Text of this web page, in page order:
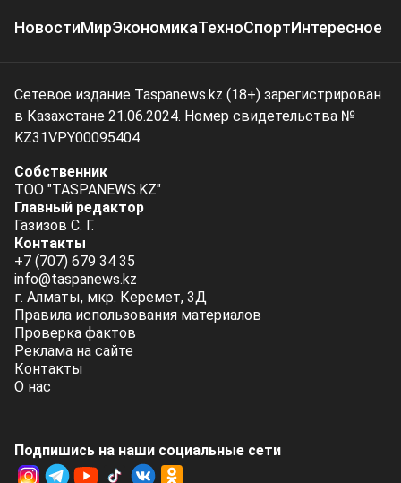
НовостиМирЭкономикаТехноСпортИнтересное
Сетевое издание Taspanews.kz (18+) зарегистрирован
в Казахстане 21.06.2024. Номер свидетельства №
KZ31VPY00095404.
Собственник
ТОО "TASPANEWS.KZ"
Главный редактор
Газизов С. Г.
Контакты
+7 (707) 679 34 35
info@taspanews.kz
г. Алматы, мкр. Керемет, 3Д
Правила использования материалов
Проверка фактов
Реклама на сайте
Контакты
О нас
Подпишись на наши социальные cети